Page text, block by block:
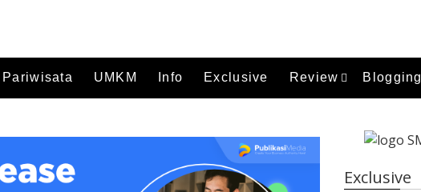
Pariwisata UMKM Info Exclusive Review Blogging
Exclusive